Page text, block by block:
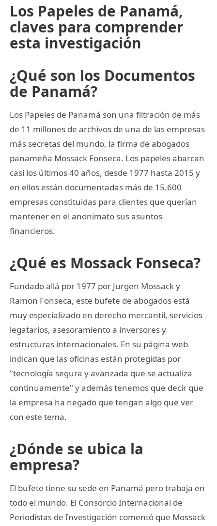
Los Papeles de Panamá,
claves para comprender
esta investigación
¿Qué son los Documentos
de Panamá?
Los Papeles de Panamá son una filtración de más
de 11 millones de archivos de una de las empresas
más secretas del mundo, la firma de abogados
panameña Mossack Fonseca. Los papeles abarcan
casi los últimos 40 años, desde 1977 hasta 2015 y
en ellos están documentadas más de 15.600
empresas constituidas para clientes que querían
mantener en el anonimato sus asuntos
financieros.
¿Qué es Mossack Fonseca?
Fundado allá por 1977 por Jurgen Mossack y
Ramon Fonseca, este bufete de abogados está
muy especializado en derecho mercantil, servicios
legatarios, asesoramiento a inversores y
estructuras internacionales. En su página web
indican que las oficinas están protegidas por
"tecnología segura y avanzada que se actualiza
continuamente" y además tenemos que decir que
la empresa ha negado que tengan algo que ver
con este tema.
¿Dónde se ubica la
empresa?
El bufete tiene su sede en Panamá pero trabaja en
todo el mundo. El Consorcio Internacional de
Periodistas de Investigación comentó que Mossack